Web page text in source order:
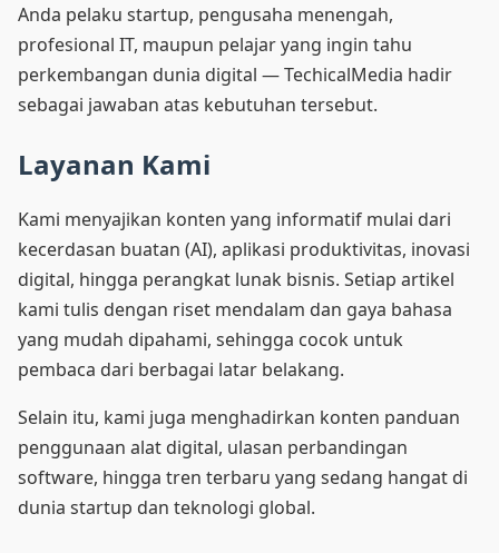
Anda pelaku startup, pengusaha menengah,
profesional IT, maupun pelajar yang ingin tahu
perkembangan dunia digital — TechicalMedia hadir
sebagai jawaban atas kebutuhan tersebut.
Layanan Kami
Kami menyajikan konten yang informatif mulai dari
kecerdasan buatan (AI), aplikasi produktivitas, inovasi
digital, hingga perangkat lunak bisnis. Setiap artikel
kami tulis dengan riset mendalam dan gaya bahasa
yang mudah dipahami, sehingga cocok untuk
pembaca dari berbagai latar belakang.
Selain itu, kami juga menghadirkan konten panduan
penggunaan alat digital, ulasan perbandingan
software, hingga tren terbaru yang sedang hangat di
dunia startup dan teknologi global.